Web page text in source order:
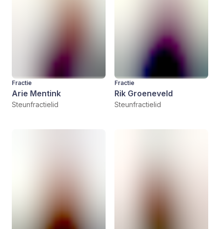
Fractie
Arie Mentink
Steunfractielid
Fractie
Rik Groeneveld
Steunfractielid